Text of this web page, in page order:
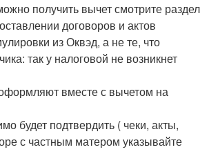
получить вычет смотрите раздел
договоров и актов
из Оквэд, а не те, что
так у налоговой не возникнет
вместе с вычетом на
будет подтвердить ( чеки, акты,
с частным матером указывайте